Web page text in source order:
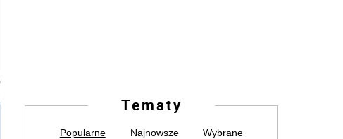
Tematy
Popularne Najnowsze Wybrane